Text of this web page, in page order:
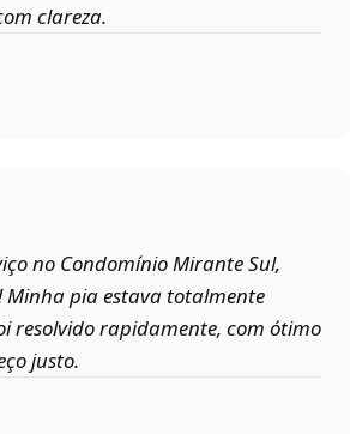
clareza.
no Condomínio Mirante Sul,
Minha pia estava totalmente
resolvido rapidamente, com ótimo
justo.